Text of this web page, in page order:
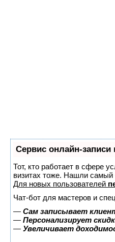
Сервис онлайн-записи
Тот, кто работает в сфере
визитах тоже. Нашли
Для новых пользователей
Чат-бот для мастеров и
— Сам записывает
— Персонализирует
— Увеличивает